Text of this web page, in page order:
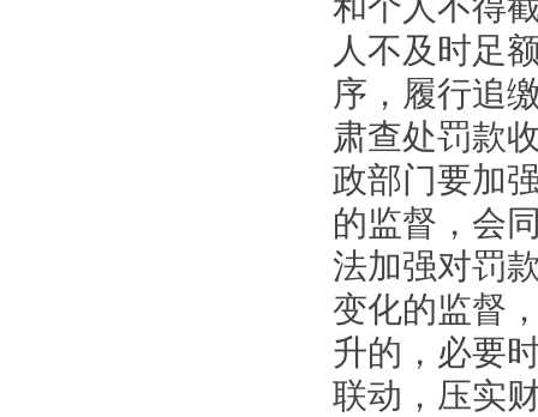
和个人不得
人不及时足
序，履行追
肃查处罚款
政部门要加
的监督，会
法加强对罚
变化的监督
升的，必要
联动，压实